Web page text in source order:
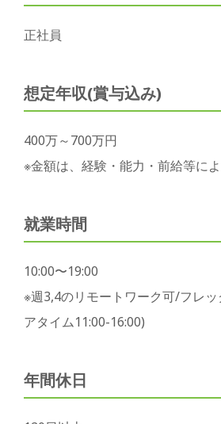
正社員
想定年収(賞与込み)
400万～700万円
※金額は、経験・能力・前給等に
就業時間
10:00〜19:00
※週3,4のリモートワーク可/フレ
アタイム11:00-16:00)
年間休日